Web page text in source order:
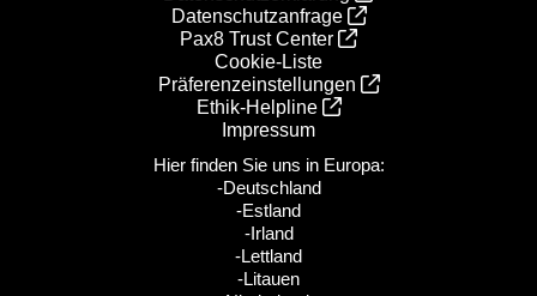
Datenschutzanfrage
Pax8 Trust Center
Cookie-Liste
Präferenzeinstellungen
Ethik‑Helpline
Impressum
Hier finden Sie uns in Europa:
-Deutschland
-Estland
-Irland
-Lettland
-Litauen